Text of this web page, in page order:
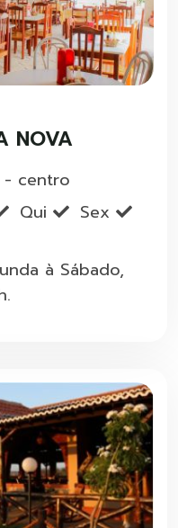
NOVA
- centro
Qui
Sex
à Sábado,